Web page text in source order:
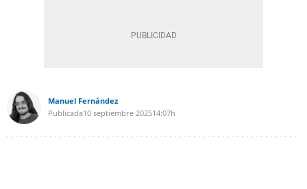
Manuel Fernández
Publicada10 septiembre 202514:07h